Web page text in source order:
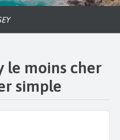
le moins cher
simple